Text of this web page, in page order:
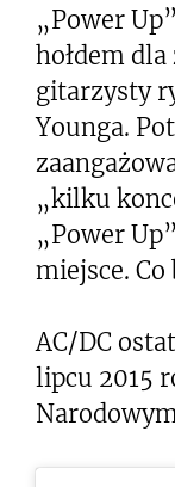
„Power
hołdem dla
gitarzysty
Younga.
„kilku
„Power
miejsce. Co
AC/DC
lipcu 2015